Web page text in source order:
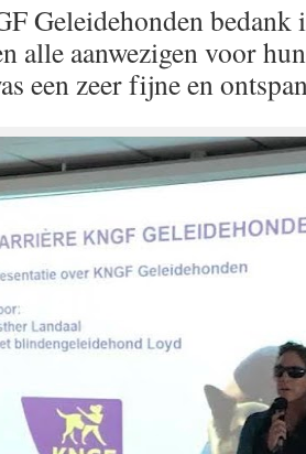
Geleidehonden bedank
alle aanwezigen voor
een zeer fijne en